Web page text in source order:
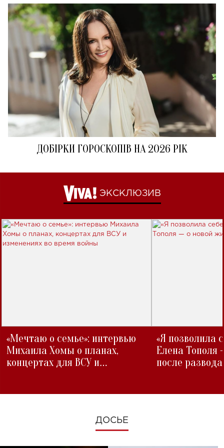
ДОБІРКИ ГОРОСКОПІВ НА 2026 РІК
ЭКСКЛЮЗИВ
«Мечтаю о семье»: интервью
Михаила Хомы о планах,
концертах для ВСУ и
«Я позволила
Елена Тополя
после развода
ДОСЬЕ